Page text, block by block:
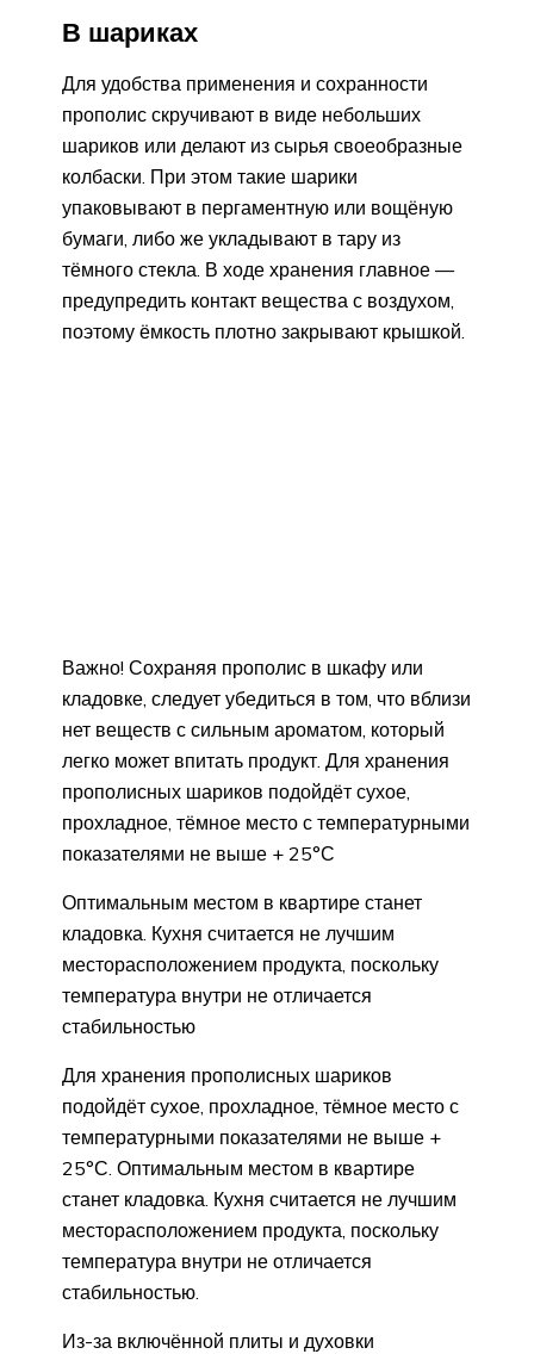
В шариках
Для удобства применения и сохранности
прополис скручивают в виде небольших
шариков или делают из сырья своеобразные
колбаски. При этом такие шарики
упаковывают в пергаментную или вощёную
бумаги, либо же укладывают в тару из
тёмного стекла. В ходе хранения главное —
предупредить контакт вещества с воздухом,
поэтому ёмкость плотно закрывают крышкой.
Важно! Сохраняя прополис в шкафу или
кладовке, следует убедиться в том, что вблизи
нет веществ с сильным ароматом, который
легко может впитать продукт. Для хранения
прополисных шариков подойдёт сухое,
прохладное, тёмное место с температурными
показателями не выше + 25°С
Оптимальным местом в квартире станет
кладовка. Кухня считается не лучшим
месторасположением продукта, поскольку
температура внутри не отличается
стабильностью
Для хранения прополисных шариков
подойдёт сухое, прохладное, тёмное место с
температурными показателями не выше +
25°С. Оптимальным местом в квартире
станет кладовка. Кухня считается не лучшим
месторасположением продукта, поскольку
температура внутри не отличается
стабильностью.
Из-за включённой плиты и духовки